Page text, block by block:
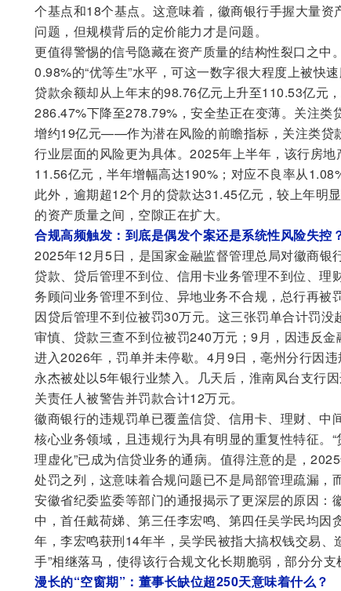
个基点和18个基点。这意味着，徽商银行手握大量
问题，但规模背后的定价能力才是问题。
更值得警惕的信号隐藏在资产质量的结构性裂口之中
0.98%的“优等生”水平，可这一数字很大程度上被快
贷款余额却从上年末的98.76亿元上升至110.53亿元
286.47%下降至278.79%，安全垫正在变薄。关注类
增约19亿元——作为潜在风险的前瞻指标，关注类贷
行业层面的风险更为具体。2025年上半年，该行房
11.56亿元，半年增幅高达190%；对应不良率从
此外，逾期超12个月的贷款达31.45亿元，较上年明
的资产质量之间，空隙正在扩大。
合规高频触发：到底是偶发个案还是系统性风险失控
2025年12月5日，是国家金融监督管理总局对徽商银
贷款、贷后管理不到位、信用卡业务管理不到位、理
务顾问业务管理不到位、异地业务不合规，总行再被
因贷后管理不到位被罚30万元。这三张罚单合计罚
审慎、贷款三查不到位被罚240万元；9月，因违反金
进入2026年，罚单并未停歇。4月9日，亳州分行因
永杰被处以5年银行业禁入。几天后，淮南凤台支行
关责任人被警告并罚款合计12万元。
徽商银行的违规罚单已覆盖信贷、信用卡、理财、中
核心业务领域，且违规行为具有明显的重复性特征。
理虚化”已成为信贷业务的通病。值得注意的是，
处罚之列，这意味着合规问题已不是局部管理疏漏，
安徽省纪委监委等部门的通报揭示了更深层的原因：
中，首任戴荷娣、第三任李宏鸣、第四任吴学民均因
年，李宏鸣获刑14年半，吴学民被指大搞权钱交易、
手”相继落马，使得该行合规文化长期脆弱，部分分支
漫长的“空窗期”：董事长缺位超250天意味着什么？